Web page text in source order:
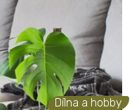
Dílna a hobby